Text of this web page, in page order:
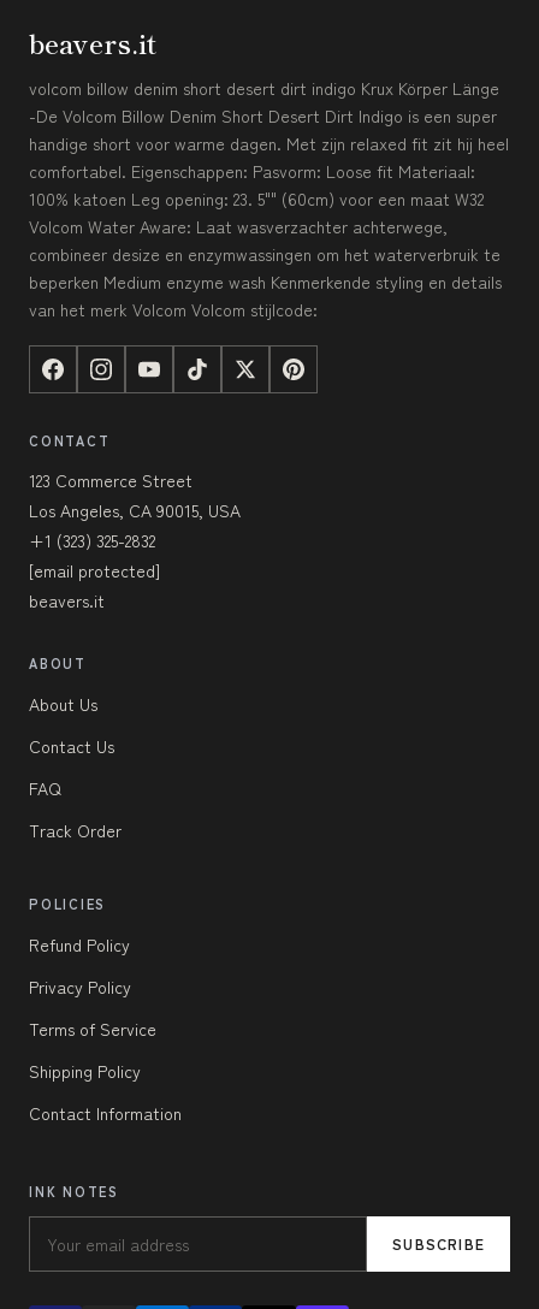
beavers.it
volcom billow denim short desert dirt indigo Krux Körper Länge
-De Volcom Billow Denim Short Desert Dirt Indigo is een super
handige short voor warme dagen. Met zijn relaxed fit zit hij heel
comfortabel. Eigenschappen: Pasvorm: Loose fit Materiaal:
100% katoen Leg opening: 23. 5"" (60cm) voor een maat W32
Volcom Water Aware: Laat wasverzachter achterwege,
combineer desize en enzymwassingen om het waterverbruik te
beperken Medium enzyme wash Kenmerkende styling en details
van het merk Volcom Volcom stijlcode:
CONTACT
123 Commerce Street
Los Angeles, CA 90015, USA
+1 (323) 325-2832
[email protected]
beavers.it
ABOUT
About Us
Contact Us
FAQ
Track Order
POLICIES
Refund Policy
Privacy Policy
Terms of Service
Shipping Policy
Contact Information
INK NOTES
SUBSCRIBE